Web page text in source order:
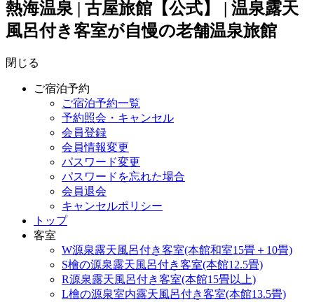
熱海温泉 | 古屋旅館【公式】 | 温泉露天
風呂付き客室が自慢の老舗温泉旅館
閉じる
ご宿泊予約
ご宿泊予約一覧
予約照会・キャンセル
会員登録
会員情報変更
パスワード変更
パスワードを忘れた場合
会員退会
キャンセルポリシー
トップ
客室
W源泉露天風呂付き客室(本館和室15畳＋10畳)
S檜の源泉露天風呂付き客室(本館12.5畳)
R源泉露天風呂付き客室(本館15畳以上)
L檜の源泉室内露天風呂付き客室(本館13.5畳)